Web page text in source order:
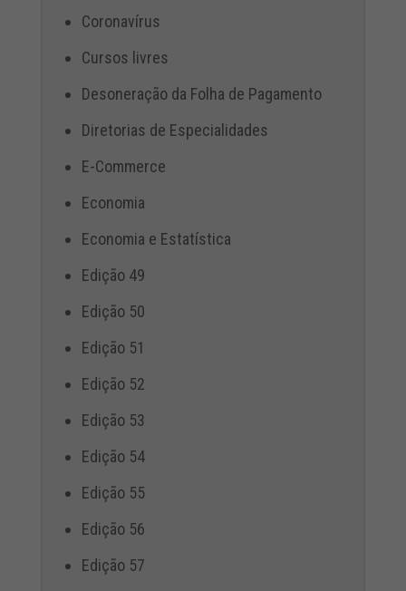
Coronavírus
Cursos livres
Desoneração da Folha de Pagamento
Diretorias de Especialidades
E-Commerce
Economia
Economia e Estatística
Edição 49
Edição 50
Edição 51
Edição 52
Edição 53
Edição 54
Edição 55
Edição 56
Edição 57